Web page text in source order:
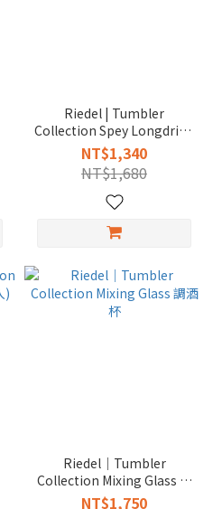
Riedel | Tumbler
Collection Spey Longdrink
雞尾酒杯(2入)
NT$1,340
NT$1,680
Riedel｜Tumbler
Collection Mixing Glass 調
酒杯
NT$1,750